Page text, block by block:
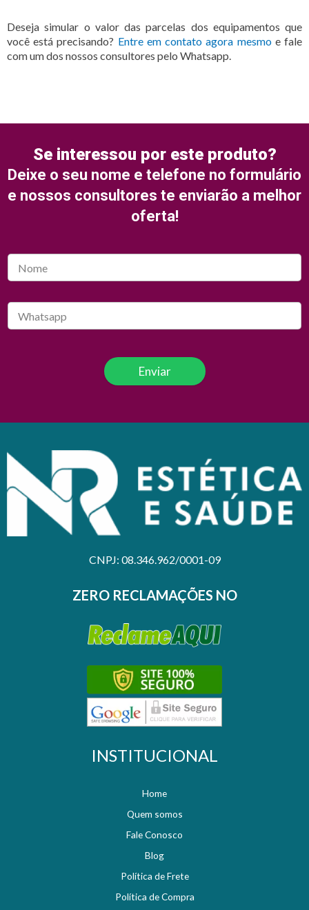
Deseja simular o valor das parcelas dos equipamentos que
você está precisando? Entre em contato agora mesmoe fale
com um dos nossos consultores pelo Whatsapp.
Se interessou por este produto?
Deixe o seu nome e telefone no formulário
e nossos consultores te enviarão a melhor
oferta!
Enviar
CNPJ: 08.346.962/0001-09
ZERO RECLAMAÇÕES NO
INSTITUCIONAL
Home
Quem somos
Fale Conosco
Blog
Política de Frete
Política de Compra